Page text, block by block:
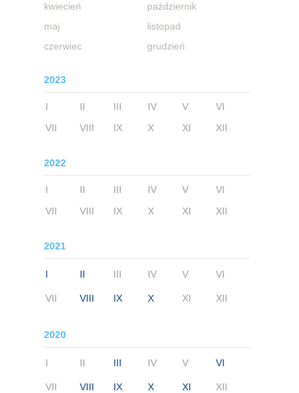
kwiecień
maj
czerwiec
październik
listopad
grudzień
2023
I II III IV V
VI
VII
VIII IX X XI XII
2022
I II III IV V
VI
VII
VIII IX X XI XII
2021
I II III IV V VI
VII VIII IX X XI XII
2020
I II III IV V VI
VII VIII IX X XI XII